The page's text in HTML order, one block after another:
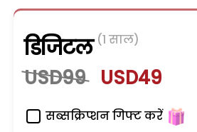
डिजिटल (1 साल)
USD99 USD49
सब्सक्रिप्शन गिफ्ट करें